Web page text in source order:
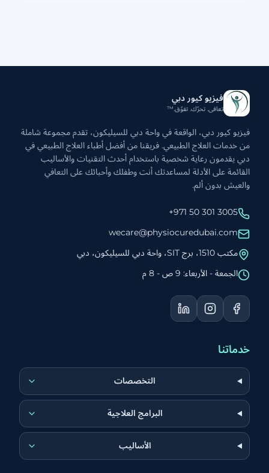
فيزيو كيور دبي
تعافى. تحرّك. تفوّق.™
فيزيو كيور دبي، الواقعة في واحة دبي للسيليكون، تقدم مجموعة شاملة
من خدمات العلاج الطبيعي. فريقنا من أفضل أطباء العلاج الطبيعي في
دبي يقدمون رعاية شخصية باستخدام أحدث التقنيات والأساليب
القائمة على الأدلة لمساعدتك أنت وطفلك وأحبائك على التعافي
والعيش بدون ألم.
+971 50 301 3005
wecare@physiocuredubai.com
مكتب 1510، برج SIT، واحة دبي للسيليكون، دبي
الجمعة - الأربعاء: 9 ص - 8 م
خدماتنا
التخصصات
البرامج العلاجية
الأساليب